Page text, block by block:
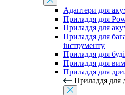
Адаптери для
Приладдя для
Приладдя для
Приладдя для
інструменту
Приладдя для
Приладдя для
Приладдя для
Приладдя для